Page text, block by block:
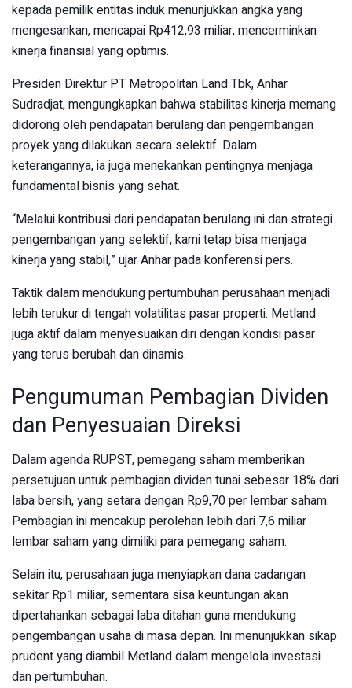
kepada pemilik entitas induk menunjukkan angka yang
mengesankan, mencapai Rp412,93 miliar, mencerminkan
kinerja finansial yang optimis.
Presiden Direktur PT Metropolitan Land Tbk, Anhar
Sudradjat, mengungkapkan bahwa stabilitas kinerja memang
didorong oleh pendapatan berulang dan pengembangan
proyek yang dilakukan secara selektif. Dalam
keterangannya, ia juga menekankan pentingnya menjaga
fundamental bisnis yang sehat.
“Melalui kontribusi dari pendapatan berulang ini dan strategi
pengembangan yang selektif, kami tetap bisa menjaga
kinerja yang stabil,” ujar Anhar pada konferensi pers.
Taktik dalam mendukung pertumbuhan perusahaan menjadi
lebih terukur di tengah volatilitas pasar properti. Metland
juga aktif dalam menyesuaikan diri dengan kondisi pasar
yang terus berubah dan dinamis.
Pengumuman Pembagian Dividen
dan Penyesuaian Direksi
Dalam agenda RUPST, pemegang saham memberikan
persetujuan untuk pembagian dividen tunai sebesar 18% dari
laba bersih, yang setara dengan Rp9,70 per lembar saham.
Pembagian ini mencakup perolehan lebih dari 7,6 miliar
lembar saham yang dimiliki para pemegang saham.
Selain itu, perusahaan juga menyiapkan dana cadangan
sekitar Rp1 miliar, sementara sisa keuntungan akan
dipertahankan sebagai laba ditahan guna mendukung
pengembangan usaha di masa depan. Ini menunjukkan sikap
prudent yang diambil Metland dalam mengelola investasi
dan pertumbuhan.